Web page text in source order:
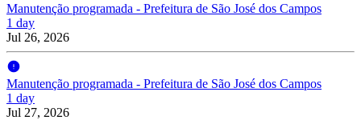
Manutenção programada - Prefeitura de São José dos Campos
1 day
Jul 26, 2026
Manutenção programada - Prefeitura de São José dos Campos
1 day
Jul 27, 2026